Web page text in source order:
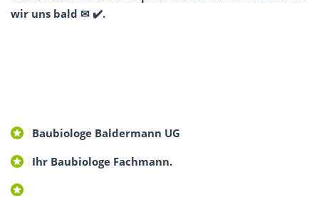
wir uns bald ✉ ✔️.
Baubiologe Baldermann UG
Ihr Baubiologe Fachmann.